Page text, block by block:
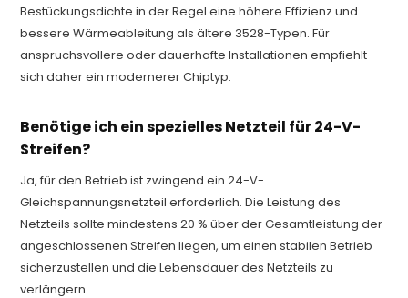
Bestückungsdichte in der Regel eine höhere Effizienz und
bessere Wärmeableitung als ältere 3528-Typen. Für
anspruchsvollere oder dauerhafte Installationen empfiehlt
sich daher ein modernerer Chiptyp.
Benötige ich ein spezielles Netzteil für 24-V-
Streifen?
Ja, für den Betrieb ist zwingend ein 24-V-
Gleichspannungsnetzteil erforderlich. Die Leistung des
Netzteils sollte mindestens 20 % über der Gesamtleistung der
angeschlossenen Streifen liegen, um einen stabilen Betrieb
sicherzustellen und die Lebensdauer des Netzteils zu
verlängern.